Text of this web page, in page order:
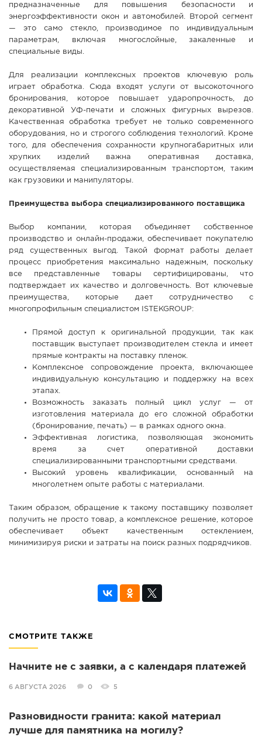
предназначенные для повышения безопасности и
энергоэффективности окон и автомобилей. Второй сегмент
— это само стекло, производимое по индивидуальным
параметрам, включая многослойные, закаленные и
специальные виды.
Для реализации комплексных проектов ключевую роль
играет обработка. Сюда входят услуги от высокоточного
бронирования, которое повышает ударопрочность, до
декоративной УФ-печати и сложных фигурных вырезов.
Качественная обработка требует не только современного
оборудования, но и строгого соблюдения технологий. Кроме
того, для обеспечения сохранности крупногабаритных или
хрупких изделий важна оперативная доставка,
осуществляемая специализированным транспортом, таким
как грузовики и манипуляторы.
Преимущества выбора специализированного поставщика
Выбор компании, которая объединяет собственное
производство и онлайн-продажи, обеспечивает покупателю
ряд существенных выгод. Такой формат работы делает
процесс приобретения максимально надежным, поскольку
все представленные товары сертифицированы, что
подтверждает их качество и долговечность. Вот ключевые
преимущества, которые дает сотрудничество с
многопрофильным специалистом ISTEKGROUP:
Прямой доступ к оригинальной продукции, так как
поставщик выступает производителем стекла и имеет
прямые контракты на поставку пленок.
Комплексное сопровождение проекта, включающее
индивидуальную консультацию и поддержку на всех
этапах.
Возможность заказать полный цикл услуг — от
изготовления материала до его сложной обработки
(бронирование, печать) — в рамках одного окна.
Эффективная логистика, позволяющая экономить
время за счет оперативной доставки
специализированными транспортными средствами.
Высокий уровень квалификации, основанный на
многолетнем опыте работы с материалами.
Таким образом, обращение к такому поставщику позволяет
получить не просто товар, а комплексное решение, которое
обеспечивает объект качественным остеклением,
минимизируя риски и затраты на поиск разных подрядчиков.
СМОТРИТЕ ТАКЖЕ
Начните не с заявки, а с календаря платежей
6 АВГУСТА 2026 0 5
Разновидности гранита: какой материал
лучше для памятника на могилу?